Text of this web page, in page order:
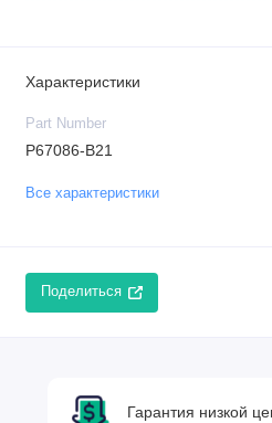
Характеристики
Part Number
P67086-B21
Все характеристики
Поделиться
Гарантия низкой